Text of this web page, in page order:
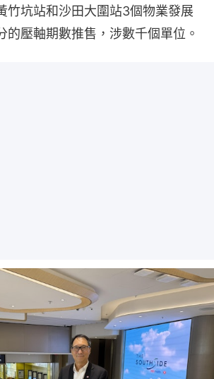
竹坑站和沙田大圍站3個物業發展
的壓軸期數推售，涉數千個單位。